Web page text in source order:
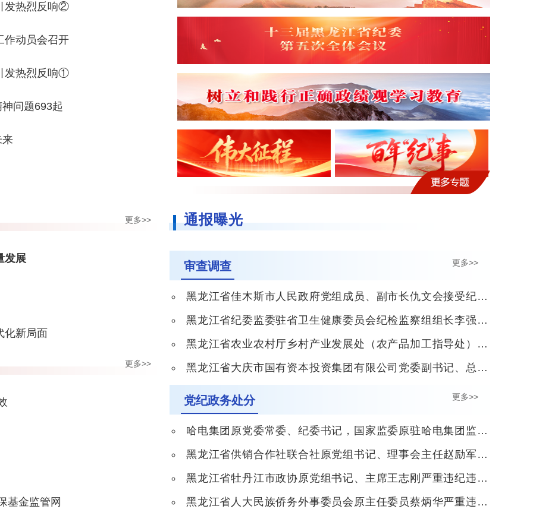
发热烈反响②
作动员会召开
发热烈反响①
问题693起
来
更多>>
发展
化新局面
更多>>
基金监管网
通报曝光
审查调查 更多>>
黑龙江省佳木斯市人民政府党组成员、副市长仇文会接受纪律审查和监察调查
黑龙江省纪委监委驻省卫生健康委员会纪检监察组组长李强接受纪律审查和监察调查
黑龙江省农业农村厅乡村产业发展处（农产品加工指导处）处长、一级调研员唐雪源接受纪律审查和监察调查
黑龙江省大庆市国有资本投资集团有限公司党委副书记、总经理孟欣接受纪律审查和监察调查
党纪政务处分 更多>>
哈电集团原党委常委、纪委书记，国家监委原驻哈电集团监察专员杨宏勇严重违纪违法被开除党籍
黑龙江省供销合作社联合社原党组书记、理事会主任赵励军严重违纪违法被开除党籍和公职
黑龙江省牡丹江市政协原党组书记、主席王志刚严重违纪违法被开除党籍和公职
黑龙江省人大民族侨务外事委员会原主任委员蔡炳华严重违纪违法被开除党籍